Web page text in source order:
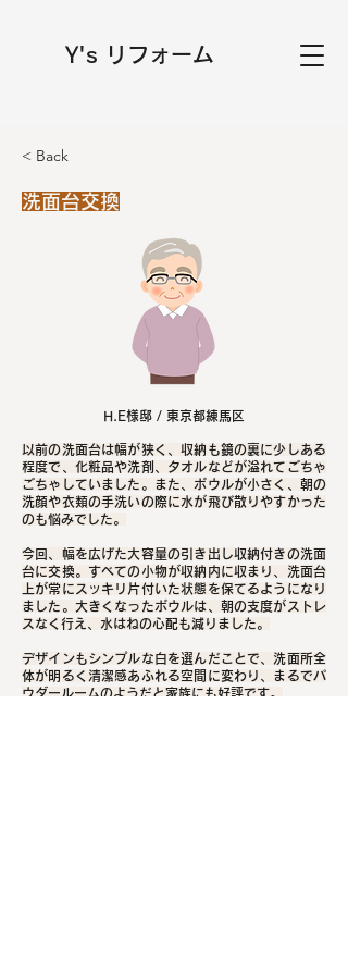
Y's リフォーム
< Back
洗面台交換
H.E様邸 / 東京都練馬区
以前の洗面台は幅が狭く、収納も鏡の裏に少しある
程度で、化粧品や洗剤、タオルなどが溢れてごちゃ
ごちゃしていました。また、ボウルが小さく、朝の
洗顔や衣類の手洗いの際に水が飛び散りやすかった
のも悩みでした。
今回、幅を広げた大容量の引き出し収納付きの洗面
台に交換。すべての小物が収納内に収まり、洗面台
上が常にスッキリ片付いた状態を保てるようになり
ました。大きくなったボウルは、朝の支度がストレ
スなく行え、水はねの心配も減りました。
デザインもシンプルな白を選んだことで、洗面所全
体が明るく清潔感あふれる空間に変わり、まるでパ
ウダールームのようだと家族にも好評です。